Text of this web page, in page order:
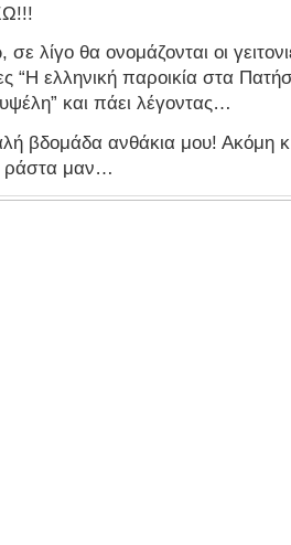
σε λίγο θα ονομάζονται οι
“Η ελληνική παροικία στα
και πάει λέγοντας…
βδομάδα ανθάκια μου! Ακόμη
ράστα μαν…